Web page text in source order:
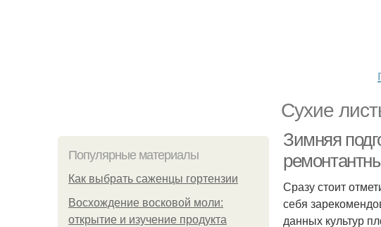
Сухие
Популярные материалы
Как выбрать саженцы гортензии
Восхождение восковой моли:
открытие и изучение продукта
Зимняя
Сразу стоит
себя
данных культур